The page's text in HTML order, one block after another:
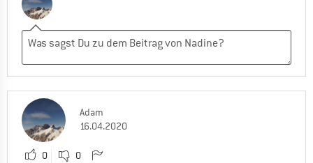
Adam
16.04.2020
0 0